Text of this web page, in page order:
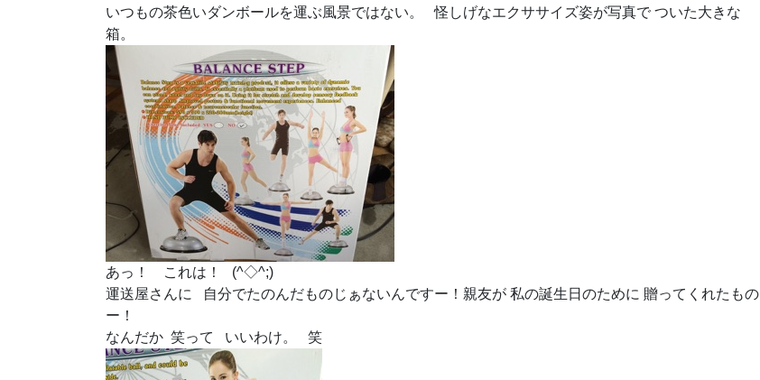
いつもの茶色いダンボールを運ぶ風景ではない。 怪しげなエクササイズ姿が写真で ついた大きな
箱。
あっ！ これは！ (^◇^;)
運送屋さんに 自分でたのんだものじぁないんですー！親友が 私の誕生日のために 贈ってくれたもの
ー！
なんだか 笑って いいわけ。 笑